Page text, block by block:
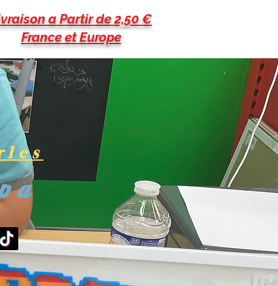
a Partir de 2,50 €
France et Europe